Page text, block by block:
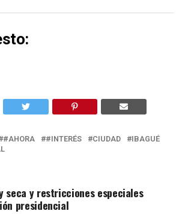
#AHORA #INTERÉS CIUDAD
IBAGUÉ
seca y restricciones especiales
presidencial